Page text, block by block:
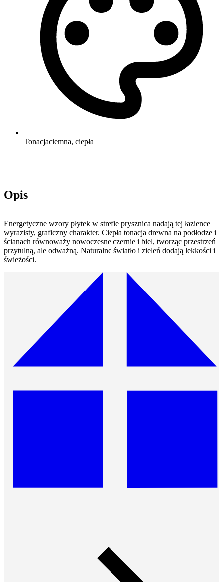
Tonacjaciemna, ciepła
Opis
Energetyczne wzory płytek w strefie prysznica nadają tej łazience
wyrazisty, graficzny charakter. Ciepła tonacja drewna na podłodze i
ścianach równoważy nowoczesne czernie i biel, tworząc przestrzeń
przytulną, ale odważną. Naturalne światło i zieleń dodają lekkości i
świeżości.